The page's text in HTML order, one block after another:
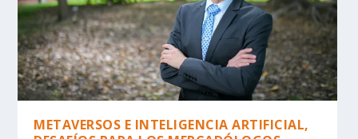
METAVERSOS E INTELIGENCIA ARTIFICIAL,